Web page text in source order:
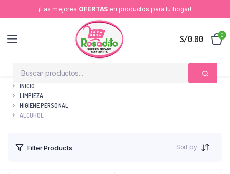
¡Las mejores OFERTAS en productos para tu hogar!
S/0.00 0
INICIO
LIMPIEZA
HIGIENE PERSONAL
ALCOHOL
Filter Products Sort by